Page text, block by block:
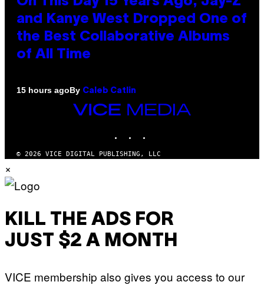
and Kanye West Dropped One of
the Best Collaborative Albums
of All Time
15 hours agoBy Caleb Catlin
VICE
MEDIA
© 2026 VICE DIGITAL PUBLISHING, LLC
×
KILL THE ADS FOR
JUST $2 A MONTH
VICE membership also gives you access to our